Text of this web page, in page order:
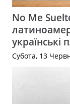
No Me
Субота, 13